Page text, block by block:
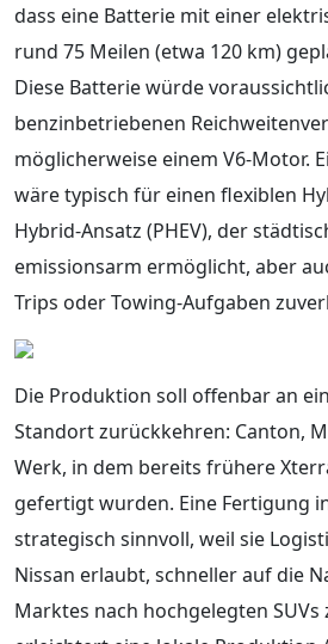
dass eine Batterie mit einer
rund 75 Meilen (etwa 120 km)
Diese Batterie würde
benzinbetriebenen
möglicherweise einem V6-Motor.
wäre typisch für einen flexiblen
Hybrid-Ansatz (PHEV), der
emissionsarm ermöglicht, aber
Trips oder Towing-Aufgaben
Die Produktion soll offenbar an
Standort zurückkehren: Canton,
Werk, in dem bereits frühere
gefertigt wurden. Eine Fertigung
strategisch sinnvoll, weil sie
Nissan erlaubt, schneller auf die
Marktes nach hochgelegten